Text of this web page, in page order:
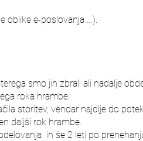
oblike e-poslovanja …).
smo jih zbrali ali nadalje
roka hrambe.
storitev, vendar najdlje do
daljši rok hrambe.
in še 2 leti po